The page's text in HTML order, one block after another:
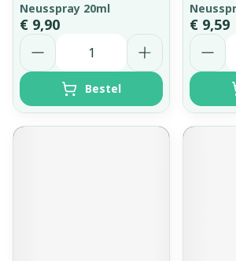
Neusspray 20ml
€ 9,90
Aantal
Bestel
€ 9,59
Aantal